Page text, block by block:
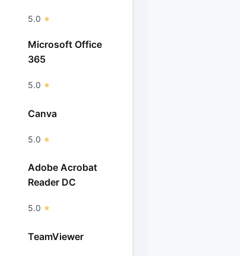
5.0
Microsoft Office
365
5.0
Canva
5.0
Adobe Acrobat
Reader DC
5.0
TeamViewer